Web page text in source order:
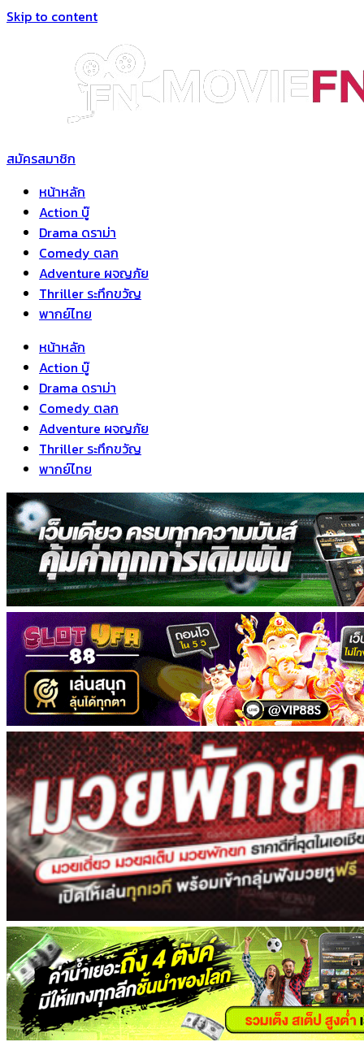
Skip to content
สมัครสมาชิก
หน้าหลัก
Action บู๊
Drama ดราม่า
Comedy ตลก
Adventure ผจญภัย
Thriller ระทึกขวัญ
พากย์ไทย
หน้าหลัก
Action บู๊
Drama ดราม่า
Comedy ตลก
Adventure ผจญภัย
Thriller ระทึกขวัญ
พากย์ไทย